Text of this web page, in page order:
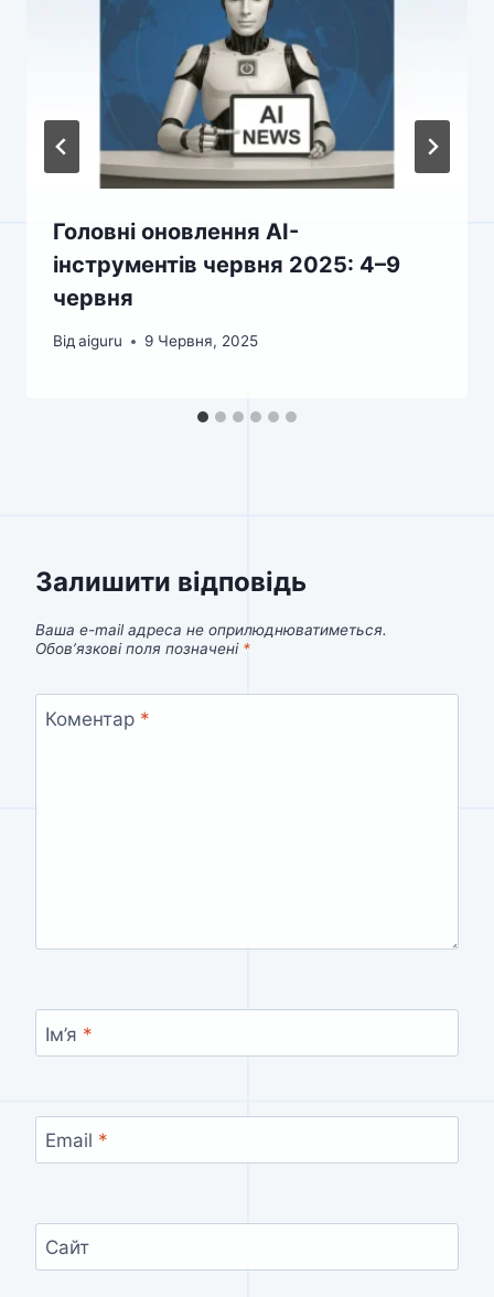
Головні оновлення AI-
інструментів червня 2025: 4–9
червня
Від aiguru 9 Червня, 2025
Залишити відповідь
Ваша e-mail адреса не оприлюднюватиметься.
Обов’язкові поля позначені *
Коментар *
Ім’я *
Email *
Сайт